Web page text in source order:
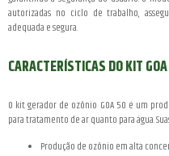
autorizadas no ciclo de trabalho,
adequada e segura.
CARACTERÍSTICAS DO KIT
O kit gerador de ozônio GOA 50 é um
para tratamento de ar quanto para água.
Produção de ozônio em alta